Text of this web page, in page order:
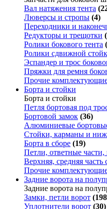
Вал натяжения тента
Люверсы и стропы (4)
Переходники и
Редукторы и трещотки
Ролики бокового тента
Ролики сдвижной
Эспандер и трос
Пряжки для ремня
Прочие
Борта и стойки
Борта и стойки
Петля бортовая под
Бортовой замок (36)
Алюминиевые
Стойки, карманы и
Борта в сборе (19)
Петли, ответные части,
Верхняя, средняя
Прочие
Задние ворота на
Задние ворота на
Замки, петли ворот
Уплотнители ворот (30)